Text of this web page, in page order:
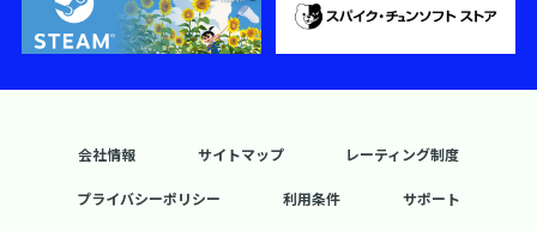
会社情報 サイトマップ レーティング制度
プライバシーポリシー 利用条件 サポート